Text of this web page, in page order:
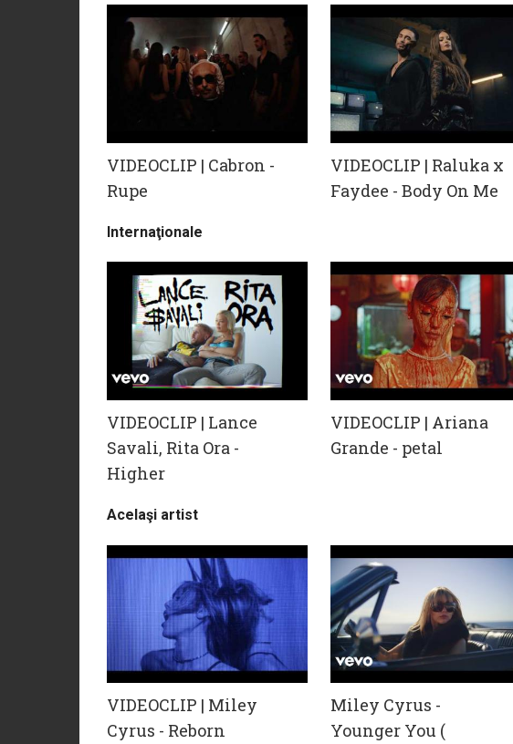
VIDEOCLIP | Cabron -
Rupe
VIDEOCLIP | Raluka x
Faydee - Body On Me
Internaţionale
VIDEOCLIP | Lance
Savali, Rita Ora -
Higher
VIDEOCLIP | Ariana
Grande - petal
Acelaşi artist
VIDEOCLIP | Miley
Cyrus - Reborn
Miley Cyrus -
Younger You (